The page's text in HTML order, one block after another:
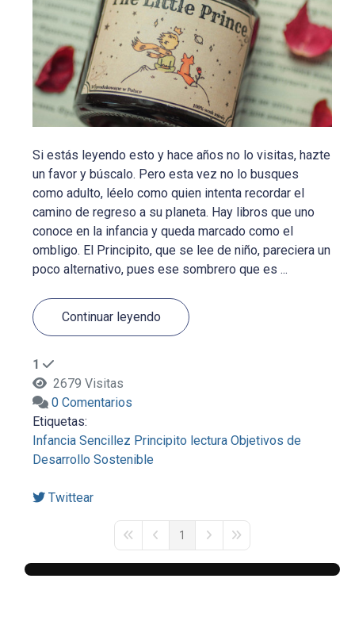
Si estás leyendo esto y hace años no lo visitas, hazte
un favor y búscalo. Pero esta vez no lo busques
como adulto, léelo como quien intenta recordar el
camino de regreso a su planeta. Hay libros que uno
conoce en la infancia y queda marcado como el
ombligo. El Principito, que se lee de niño, pareciera un
poco alternativo, pues ese sombrero que es ...
Continuar leyendo
1
2679 Visitas
0 Comentarios
Etiquetas:
Infancia Sencillez Principito lectura Objetivos de
Desarrollo Sostenible
Twittear
First PagePrevious Page
1
Next PageLast Page